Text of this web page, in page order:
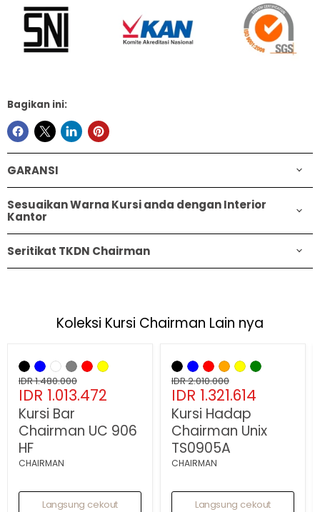
Bagikan ini:
GARANSI
Sesuaikan Warna Kursi anda dengan Interior
Kantor
Seritikat TKDN Chairman
Koleksi Kursi Chairman Lain nya
Kursi
Bar
Chairman
UC
906
HF
Harga
asli
IDR 1.480.000
Harga
sekarang
IDR 1.013.472
Kursi Bar
Chairman UC 906
HF
CHAIRMAN
Langsung cekout
Kursi
Hadap
Chairman
Unix
TS0905A
Harga
asli
IDR 2.010.000
Harga
sekarang
IDR 1.321.614
Kursi Hadap
Chairman Unix
TS0905A
CHAIRMAN
Langsung cekout